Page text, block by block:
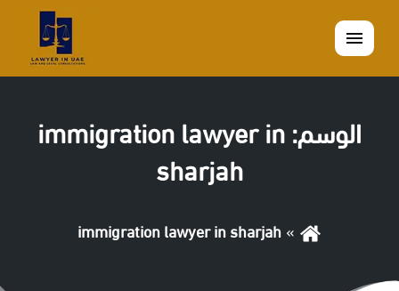
القائمة
الوسم: immigration lawyer in
sharjah
immigration lawyer in sharjah